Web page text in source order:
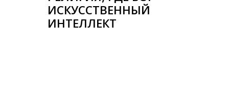
ИСКУССТВЕННЫЙ
ИНТЕЛЛЕКТ